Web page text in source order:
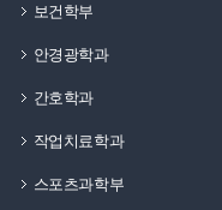
보건학부
안경광학과
간호학과
작업치료학과
스포츠과학부